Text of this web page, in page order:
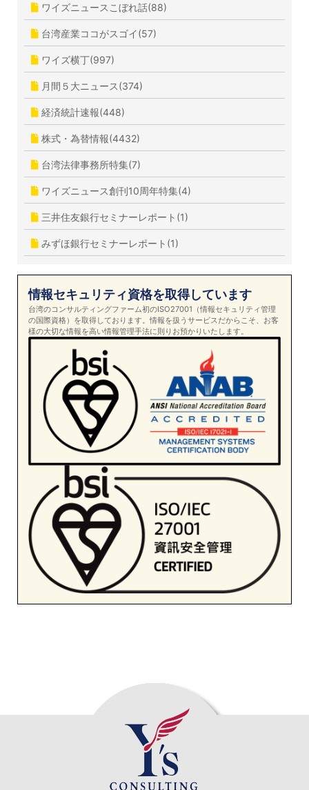
ワイズニュースこぼれ話(88)
台湾産業ココがスゴイ(57)
ワイズ横丁(997)
月間５大ニュース(374)
経済統計速報(448)
株式・為替情報(4432)
台湾法律事務所特集(7)
ワイズニュース創刊10周年特集(4)
三井住友銀行セミナーレポート(1)
みずほ銀行セミナーレポート(1)
情報セキュリティ資格を取得しています
台湾のコンサルティングファーム初のISO27001（情報セキュリティ管理
の国際資格）を取得しております。情報を扱うサービスだからこそ、お客
様の大切な情報を高い情報管理手法に則りお預かりいたします。